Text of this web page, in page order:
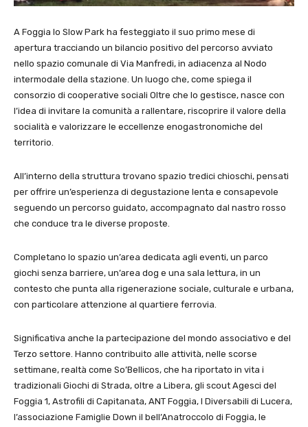
A Foggia lo Slow Park ha festeggiato il suo primo mese di
apertura tracciando un bilancio positivo del percorso avviato
nello spazio comunale di Via Manfredi, in adiacenza al Nodo
intermodale della stazione. Un luogo che, come spiega il
consorzio di cooperative sociali Oltre che lo gestisce, nasce con
l’idea di invitare la comunità a rallentare, riscoprire il valore della
socialità e valorizzare le eccellenze enogastronomiche del
territorio.
All’interno della struttura trovano spazio tredici chioschi, pensati
per offrire un’esperienza di degustazione lenta e consapevole
seguendo un percorso guidato, accompagnato dal nastro rosso
che conduce tra le diverse proposte.
Completano lo spazio un’area dedicata agli eventi, un parco
giochi senza barriere, un’area dog e una sala lettura, in un
contesto che punta alla rigenerazione sociale, culturale e urbana,
con particolare attenzione al quartiere ferrovia.
Significativa anche la partecipazione del mondo associativo e del
Terzo settore. Hanno contribuito alle attività, nelle scorse
settimane, realtà come So’Bellicos, che ha riportato in vita i
tradizionali Giochi di Strada, oltre a Libera, gli scout Agesci del
Foggia 1, Astrofili di Capitanata, ANT Foggia, I Diversabili di Lucera,
l’associazione Famiglie Down il bell’Anatroccolo di Foggia, le